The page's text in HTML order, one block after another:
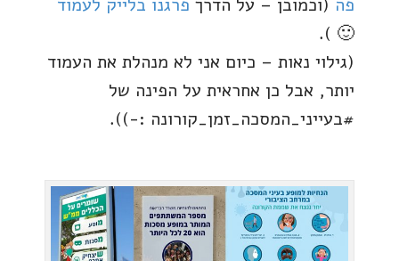
פה (וכמובן – על הדרך פרגנו בלייק לעמוד
🙂 ).
(גילוי נאות – כיום אני לא מנהלת את העמוד
יותר, אבל כן אחראית על הפינה של
#בעייני_המסכה_זמן_קורונה :-)).